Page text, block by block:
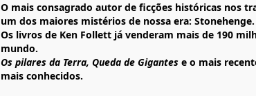
O mais consagrado autor de ficções históricas nos
um dos maiores mistérios de nossa era: Stonehenge.
Os livros de Ken Follett já venderam mais de 190
mundo.
Os pilares da Terra, Queda de Gigantes e o mais
mais conhecidos.